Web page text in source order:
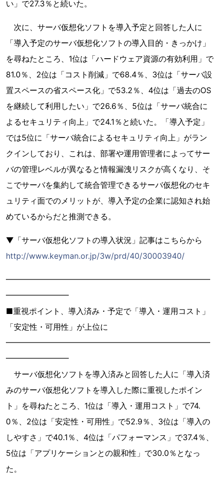
い」で27.3％と続いた。
次に、サーバ仮想化ソフトを導入予定と回答した人に
「導入予定のサーバ仮想化ソフトの導入目的・きっかけ」
を尋ねたところ、1位は「ハードウェア資源の有効利用」で
81.0％、2位は「コスト削減」で68.4％、3位は「サーバ設
置スペースの省スペース化」で53.2％、4位は「過去のOS
を継続して利用したい」で26.6％、5位は「サーバ統合に
よるセキュリティ向上」で24.1％と続いた。「導入予定」
では5位に「サーバ統合によるセキュリティ向上」がラン
クインしており、これは、部署や運用管理者によってサー
バの管理レベルが異なると情報漏洩リスクが高くなり、そ
こでサーバを集約して統合管理できるサーバ仮想化のセキ
ュリティ面でのメリットが、導入予定の企業に認知され始
めているからだと推測できる。
▼「サーバ仮想化ソフトの導入状況」記事はこちらから
http://www.keyman.or.jp/3w/prd/40/30003940/
━━━━━━━━━━━━━━━━━━━━━━━━━━
━━━━━━━━
■重視ポイント、導入済み・予定で「導入・運用コスト」
「安定性・可用性」が上位に
━━━━━━━━━━━━━━━━━━━━━━━━━━
━━━━━━━━
サーバ仮想化ソフトを導入済みと回答した人に「導入済
みのサーバ仮想化ソフトを導入した際に重視したポイン
ト」を尋ねたところ、1位は「導入・運用コスト」で74.
0％、2位は「安定性・可用性」で52.9％、3位は「導入の
しやすさ」で40.1％、4位は「パフォーマンス」で37.4％、
5位は「アプリケーションとの親和性」で30.0％となっ
た。